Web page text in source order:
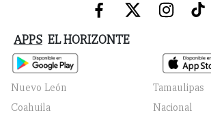
APPS EL HORIZONTE
Nuevo León
Tamaulipas
Coahuila
Nacional